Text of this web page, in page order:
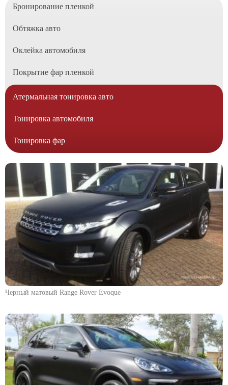
Бронирование пленкой
Обтяжка авто
Оклейка автомобиля
Покрытие фар пленкой
Атермальная тонировка авто
Тонировка автомобиля
Тонировка фар
Черный матовый Range Rover Evoque